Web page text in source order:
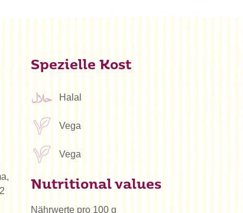
Spezielle Kost
Halal
Vega
Vega
Nutritional values
Nährwerte pro 100 g